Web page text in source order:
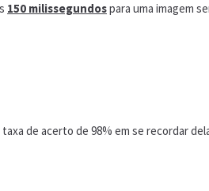
150 milissegundospara uma imagem
de acerto de 98% em se recordar